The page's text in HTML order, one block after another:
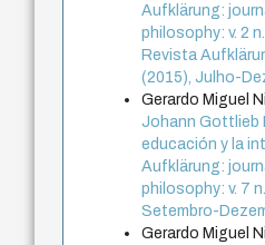
Aufklärung:
philosophy: v. 2
Revista
(2015), Julho-
Gerardo Miguel
Johann Gottlieb
educación y la
Aufklärung:
philosophy: v. 7
Setembro-
Gerardo Miguel